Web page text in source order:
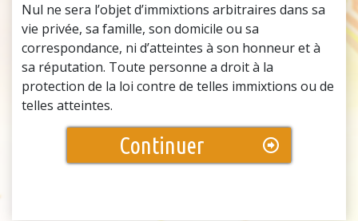
Nul ne sera l’objet d’immixtions arbitraires dans sa
vie privée, sa famille, son domicile ou sa
correspondance, ni d’atteintes à son honneur et à
sa réputation. Toute personne a droit à la
protection de la loi contre de telles immixtions ou de
telles atteintes.
Continuer